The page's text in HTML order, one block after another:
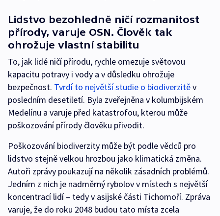
Lidstvo bezohledně ničí rozmanitost
přírody, varuje OSN. Člověk tak
ohrožuje vlastní stabilitu
To, jak lidé ničí přírodu, rychle omezuje světovou
kapacitu potravy i vody a v důsledku ohrožuje
bezpečnost. Tvrdí to největší studie o biodiverzitěv
posledním desetiletí. Byla zveřejněna v kolumbijském
Medelínu a varuje před katastrofou, kterou může
poškozování přírody člověku přivodit.
Poškozování biodiverzity může být podle vědců pro
lidstvo stejně velkou hrozbou jako klimatická změna.
Autoři zprávy poukazují na několik zásadních problémů.
Jedním z nich je nadměrný rybolov v místech s největší
koncentrací lidí – tedy v asijské části Tichomoří. Zpráva
varuje, že do roku 2048 budou tato místa zcela